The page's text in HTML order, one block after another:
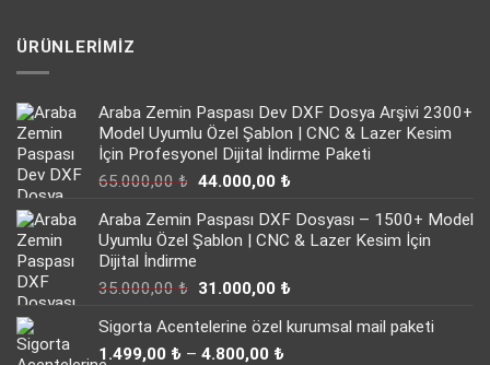
ÜRÜNLERIMIZ
Araba Zemin Paspası Dev DXF Dosya Arşivi 2300+
Model Uyumlu Özel Şablon | CNC & Lazer Kesim
İçin Profesyonel Dijital İndirme Paketi
65.000,00₺ Orijinal
65.000,00 ₺.
44.000,00 ₺Şu
fiyat:
44.000,00 ₺.
Araba Zemin Paspası DXF Dosyası – 1500+ Model
Uyumlu Özel Şablon | CNC & Lazer Kesim İçin
Dijital İndirme
35.000,00₺ Orijinal
35.000,00 ₺.
31.000,00 ₺Şu
fiyat:
Sigorta Acentelerine özel kurumsal mail paketi
1.499,00 ₺ – 4.800,00 ₺